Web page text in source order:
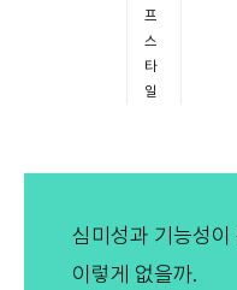
프
스
타
일
심미성과 기능성
이렇게 없을까.